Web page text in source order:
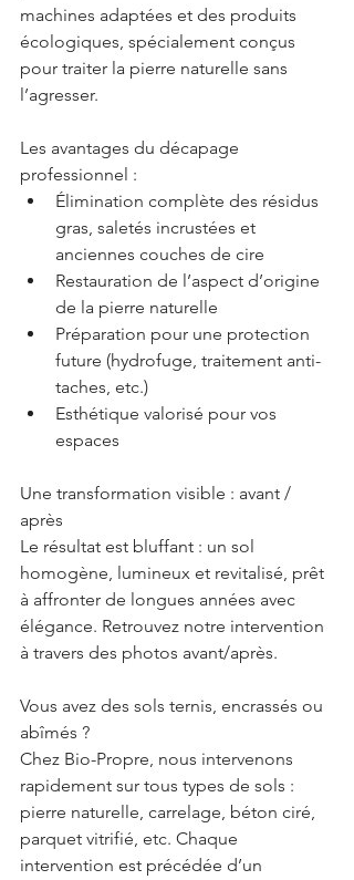
machines adaptées et des produits
écologiques, spécialement conçus
pour traiter la pierre naturelle sans
l’agresser.
Les avantages du décapage
professionnel :
Élimination complète des résidus
gras, saletés incrustées et
anciennes couches de cire
Restauration de l’aspect d’origine
de la pierre naturelle
Préparation pour une protection
future (hydrofuge, traitement anti-
taches, etc.)
Esthétique valorisé pour vos
espaces
Une transformation visible : avant /
après
Le résultat est bluffant : un sol
homogène, lumineux et revitalisé, prêt
à affronter de longues années avec
élégance. Retrouvez notre intervention
à travers des photos avant/après.
Vous avez des sols ternis, encrassés ou
abîmés ?
Chez Bio-Propre, nous intervenons
rapidement sur tous types de sols :
pierre naturelle, carrelage, béton ciré,
parquet vitrifié, etc. Chaque
intervention est précédée d’un